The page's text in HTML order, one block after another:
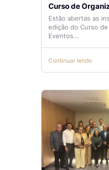
Curso de
Lilian Ribeiro
Estão abertas as
edição do Curso
Eventos...
Continuar lendo